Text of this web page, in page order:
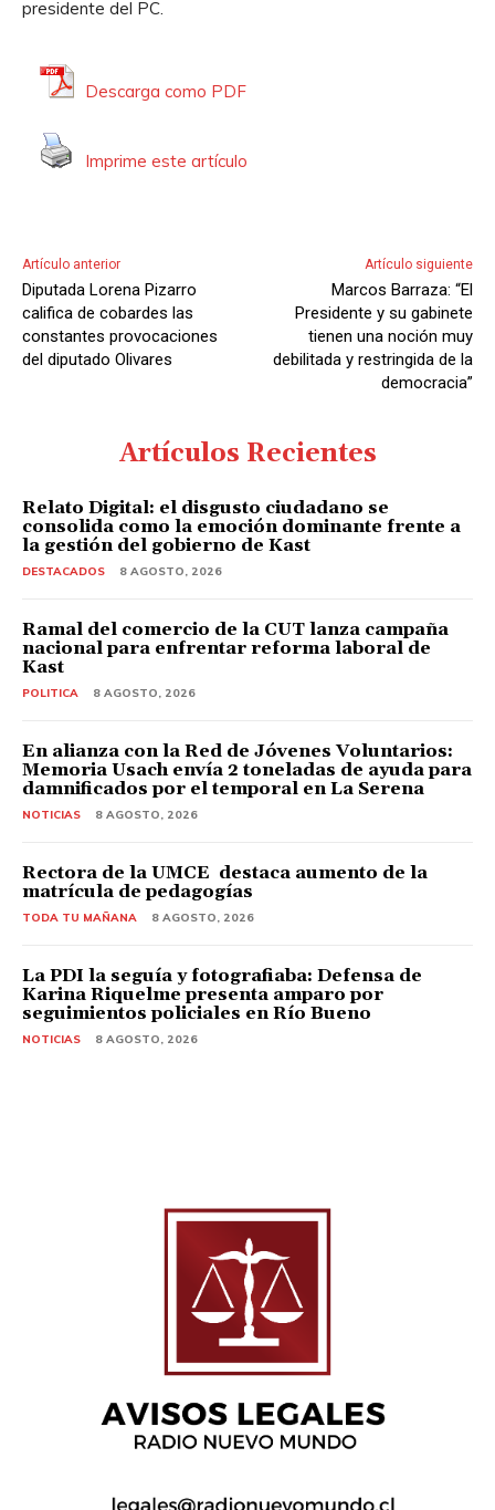
c
i
o
presidente del PC.
Descarga como PDF
Imprime este artículo
Artículo anterior
Diputada Lorena Pizarro
califica de cobardes las
constantes provocaciones
del diputado Olivares
Artículo siguiente
Marcos Barraza: “El
Presidente y su gabinete
tienen una noción muy
debilitada y restringida de la
democracia”
Artículos Recientes
Relato Digital: el disgusto ciudadano se
consolida como la emoción dominante frente a
la gestión del gobierno de Kast
DESTACADOS 8 AGOSTO, 2026
Ramal del comercio de la CUT lanza campaña
nacional para enfrentar reforma laboral de
Kast
POLITICA 8 AGOSTO, 2026
En alianza con la Red de Jóvenes Voluntarios:
Memoria Usach envía 2 toneladas de ayuda para
damnificados por el temporal en La Serena
NOTICIAS 8 AGOSTO, 2026
Rectora de la UMCE destaca aumento de la
matrícula de pedagogías
TODA TU MAÑANA 8 AGOSTO, 2026
La PDI la seguía y fotografiaba: Defensa de
Karina Riquelme presenta amparo por
seguimientos policiales en Río Bueno
NOTICIAS 8 AGOSTO, 2026